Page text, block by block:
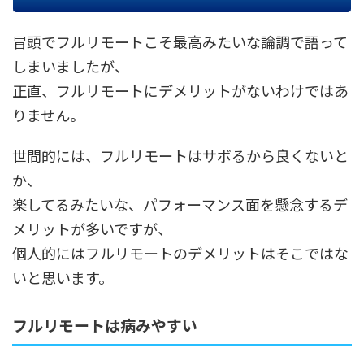
冒頭でフルリモートこそ最高みたいな論調で語って
しまいましたが、
正直、フルリモートにデメリットがないわけではあ
りません。
世間的には、フルリモートはサボるから良くないと
か、
楽してるみたいな、パフォーマンス面を懸念するデ
メリットが多いですが、
個人的にはフルリモートのデメリットはそこではな
いと思います。
フルリモートは病みやすい